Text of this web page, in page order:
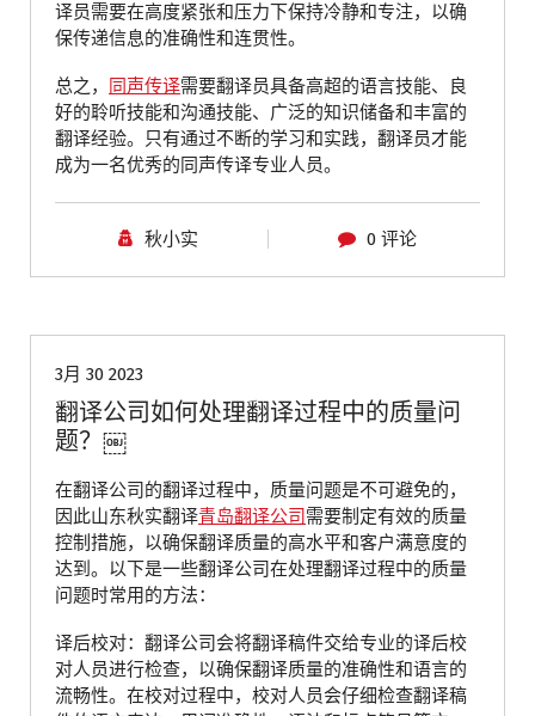
译员需要在高度紧张和压力下保持冷静和专注，以确
保传递信息的准确性和连贯性。
总之， 同声传译需要翻译员具备高超的语言技能、良
好的聆听技能和沟通技能、广泛的知识储备和丰富的
翻译经验。只有通过不断的学习和实践，翻译员才能
成为一名优秀的同声传译专业人员。
秋小实 0 评论
3月 30 2023
翻译公司如何处理翻译过程中的质量问
题？￼
在翻译公司的翻译过程中，质量问题是不可避免的，
因此山东秋实翻译青岛翻译公司需要制定有效的质量
控制措施，以确保翻译质量的高水平和客户满意度的
达到。以下是一些翻译公司在处理翻译过程中的质量
问题时常用的方法：
译后校对：翻译公司会将翻译稿件交给专业的译后校
对人员进行检查，以确保翻译质量的准确性和语言的
流畅性。在校对过程中，校对人员会仔细检查翻译稿